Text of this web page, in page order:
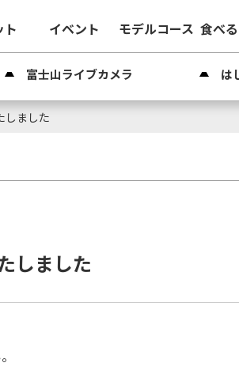
ト イベント モデルコース 食べ
富士山ライブカメラ は
しました
しました